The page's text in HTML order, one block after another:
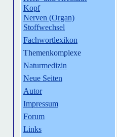
Kopf
Nerven (Organ)
Stoffwechsel
Fachwortlexikon
Themenkomplexe
Naturmedizin
Neue Seiten
Autor
Impressum
Forum
Links